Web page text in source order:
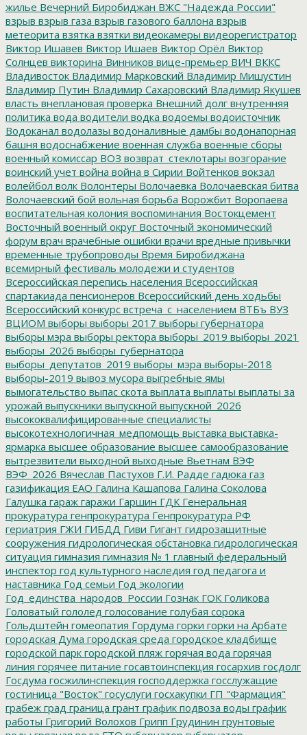
жилье Вечерний Биробиджан ВЖС "Надежда России"
взрыв взрыв газа взрыв газового баллона взрыв
метеорита взятка взятки видеокамеры видеорегистратор
Виктор Ишавев Виктор Ишаев Виктор Орёл Виктор
Солнцев викторина Винников вице-премьер ВИЧ ВККС
Владивосток Владимир Марковский Владимир Мишустин
Владимир Путин Владимир Сахаровский Владимир Якушев
власть внеплановая проверка Внешний долг внутренняя
политика вода водители водка водоемы водоисточник
Водоканал водолазы водоналивные дамбы водонапорная
башня водоснабжение военная служба военные сборы
военный комиссар ВОЗ возврат_стеклотары возгорание
воинский учет война война в Сирии Войтенков вокзал
волейбол волк Волонтеры Волочаевка Волочаевская битва
Волочаевский бой вольная борьба Ворожбит Воропаева
воспитательная колония воспоминания Востокцемент
Восточный военный округ Восточный экономический
форум врач врачебные ошибки врачи вредные привычки
временные трубопроводы Время Биробиджана
всемирный фестиваль молодежи и студентов
Всероссийская перепись населения Всероссийская
спартакиада пенсионеров Всероссийский день ходьбы
Всероссийский конкурс встреча_с_населением ВТБъ ВУЗ
ВЦИОМ выборы выборы 2017 выборы губернатора
выборы мэра выборы ректора выборы_2019 выборы_2021
выборы_2026 выборы_губернатора
выборы_депутатов_2019 выборы_мэра выборы-2018
выборы-2019 вывоз мусора выгребные ямы
вымогательство выпас скота выплата выплаты выплаты за
урожай выпускники выпускной выпускной_2026
высококвалифицированные специалисты
высокотехнологичная_медпомощь выставка выставка-
ярмарка высшее образование высшее самообразование
вытрезвители выходной выходные Вьетнам ВЭФ
ВЭФ_2026 Вячеслав Пастухов Г.И. Радде гадюка газ
газификация ЕАО Галина Кашапова Галина Соколова
Галушка гараж гаражи Гаршин ГДК Генеральная
прокуратура генпрокуратура Генпрокуратура РФ
гериатрия ГЖИ ГИБДД Гиви Гигант гидрозащитные
сооружения гидрологическая обстановка гидрологическая
ситуация гимназия гимназия № 1 главный федеральный
инспектор год культурного наследия год педагога и
наставника Год семьи Год экологии
Год_единства_народов_России Гознак ГОК Голикова
Головатый гололед голосование голубая сорока
Гольдштейн гомеопатия Гордума горки горки на Арбате
городская Дума городская среда городское кладбище
городской парк городской пляж горячая вода горячая
линия горячее питание госавтоинспекция госархив госдолг
Госдума госжилинспекция господдержка госслужащие
гостиница "Восток" госуслуги госхакупки ГП "Фармация"
грабеж град граница грант график подвоза воды график
работы Григорий Волохов Грипп Грудинин грунтовые